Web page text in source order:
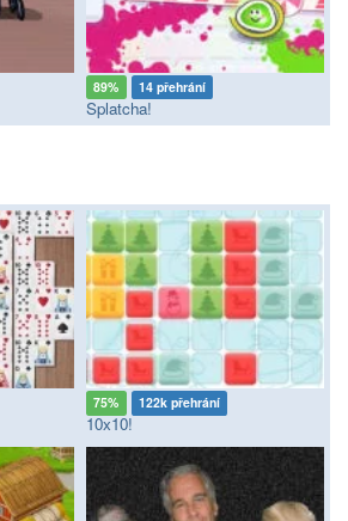
89% 14 přehrání
Splatcha!
75% 122k přehrání
10x10!